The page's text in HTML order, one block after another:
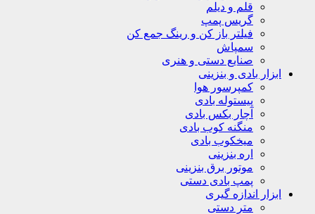
قلم و دیلم
گریس پمپ
فیلتر باز کن و رینگ جمع کن
سمپاش
صنایع دستی و هنری
ابزار بادی و بنزینی
کمپرسور هوا
پیستوله بادی
آچار بکس بادی
منگنه کوب بادی
میخکوب بادی
اره بنزینی
موتور برق بنزینی
پمپ بادی دستی
ابزار اندازه گیری
متر دستی